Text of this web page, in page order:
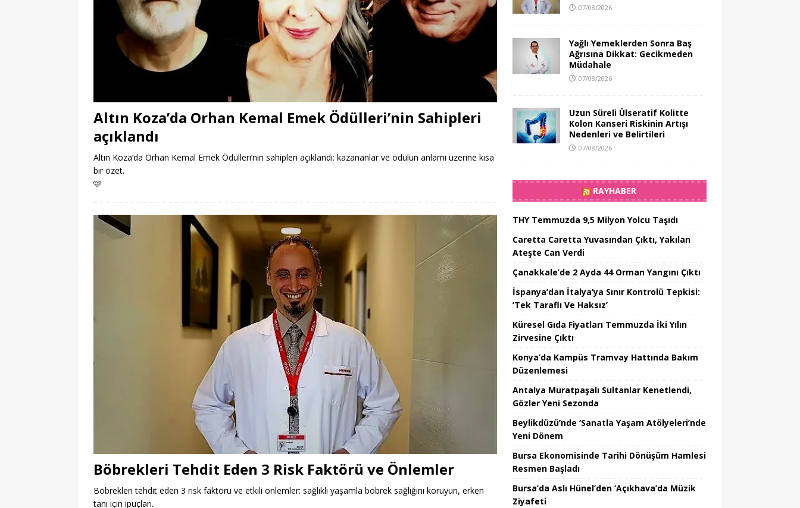
Altın Koza’da Orhan Kemal Emek Ödülleri’nin Sahipleri
açıklandı
Altın Koza’da Orhan Kemal Emek Ödülleri’nin sahipleri açıklandı: kazananlar ve ödülün anlamı üzerine kısa
bir özet.
🩷
Böbrekleri Tehdit Eden 3 Risk Faktörü ve Önlemler
Böbrekleri tehdit eden 3 risk faktörü ve etkili önlemler: sağlıklı yaşamla böbrek sağlığını koruyun, erken
tanı için ipuçları.
07/08/2026
Yağlı Yemeklerden Sonra Baş
Ağrısına Dikkat: Gecikmeden
Müdahale
07/08/2026
Uzun Süreli Ülseratif Kolitte
Kolon Kanseri Riskinin Artışı
Nedenleri ve Belirtileri
07/08/2026
RAYHABER
THY Temmuzda 9,5 Milyon Yolcu Taşıdı
Caretta Caretta Yuvasından Çıktı, Yakılan
Ateşte Can Verdi
Çanakkale’de 2 Ayda 44 Orman Yangını Çıktı
İspanya’dan İtalya’ya Sınır Kontrolü Tepkisi:
’Tek Taraflı Ve Haksız’
Küresel Gıda Fiyatları Temmuzda İki Yılın
Zirvesine Çıktı
Konya’da Kampüs Tramvay Hattında Bakım
Düzenlemesi
Antalya Muratpaşalı Sultanlar Kenetlendi,
Gözler Yeni Sezonda
Beylikdüzü’nde ‘Sanatla Yaşam Atölyeleri’nde
Yeni Dönem
Bursa Ekonomisinde Tarihi Dönüşüm Hamlesi
Resmen Başladı
Bursa’da Aslı Hünel’den ‘Açıkhava’da Müzik
Ziyafeti